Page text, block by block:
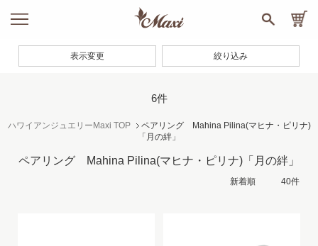
6件
ハワイアンジュエリーMaxi TOP
ペアリング Mahina Pilina(マヒナ・ピリナ)
「月の絆」
ペアリング Mahina Pilina(マヒナ・ピリナ)「月の絆」
表示変更 絞り込み